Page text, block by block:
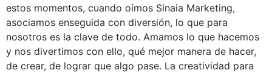
estos momentos, cuando oímos Sinaia Marketing,
asociamos enseguida con diversión, lo que para
nosotros es la clave de todo. Amamos lo que hacemos
y nos divertimos con ello, qué mejor manera de hacer,
de crear, de lograr que algo pase. La creatividad para